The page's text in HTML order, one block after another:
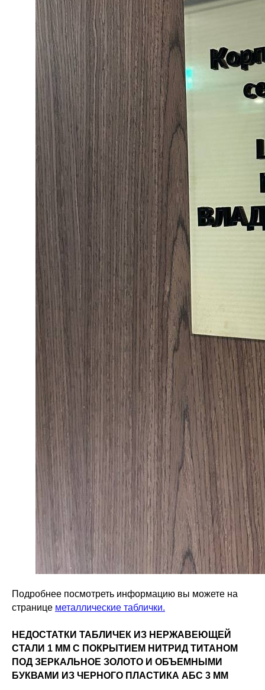
Подробнее посмотреть информацию вы можете на
странице металлические таблички.
НЕДОСТАТКИ ТАБЛИЧЕК ИЗ НЕРЖАВЕЮЩЕЙ
СТАЛИ 1 ММ С ПОКРЫТИЕМ НИТРИД ТИТАНОМ
ПОД ЗЕРКАЛЬНОЕ ЗОЛОТО И ОБЪЕМНЫМИ
БУКВАМИ ИЗ ЧЕРНОГО ПЛАСТИКА АБС 3 ММ